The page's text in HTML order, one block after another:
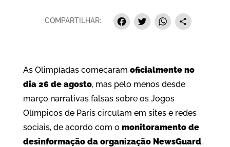
COMPARTILHAR: Facebook
Twitter
As Olimpíadas começaram oficialmente no
dia 26 de agosto, mas pelo menos desde
março narrativas falsas sobre os Jogos
Olímpicos de Paris circulam em sites e redes
sociais, de acordo com o monitoramento de
desinformação da organização NewsGuard.